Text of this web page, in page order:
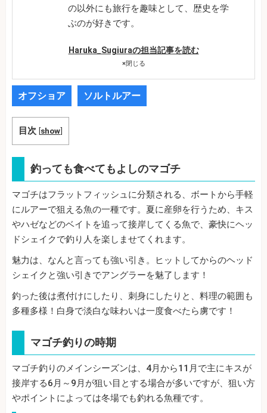
の以外にも旅行を趣味として、歴史を学
ぶのが好きです。
Haruka_Sugiuraの担当記事を読む
×閉じる
オフショア ソルトルアー
目次 [show]
釣っても食べてもよしのマゴチ
マゴチはフラットフィッシュに分類される、ボートから手軽
にルアーで狙える魚の一種です。夏に産卵を行うため、キス
やハゼなどのベイトを追って接岸してくる魚で、豪快にヘッ
ドシェイクで釣り人を楽しませてくれます。
魅力は、なんと言っても強い引き。ヒットしてからのヘッド
シェイクと強い引きでアングラーを魅了します！
釣った後は煮付けにしたり、刺身にしたりと、料理の範囲も
多種多様！白身で淡白な味わいは一度食べたら虜です！
マゴチ釣りの時期
マゴチ釣りのメインシーズンは、4月から11月で主にキスが
接岸する6月～9月が狙い目とする場合が多いですが、狙い方
やポイントによっては冬場でも釣れる魚種です。